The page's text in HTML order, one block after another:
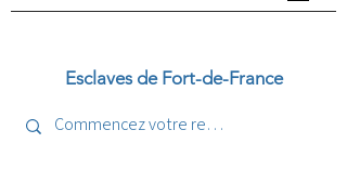
Esclaves de Fort-de-France